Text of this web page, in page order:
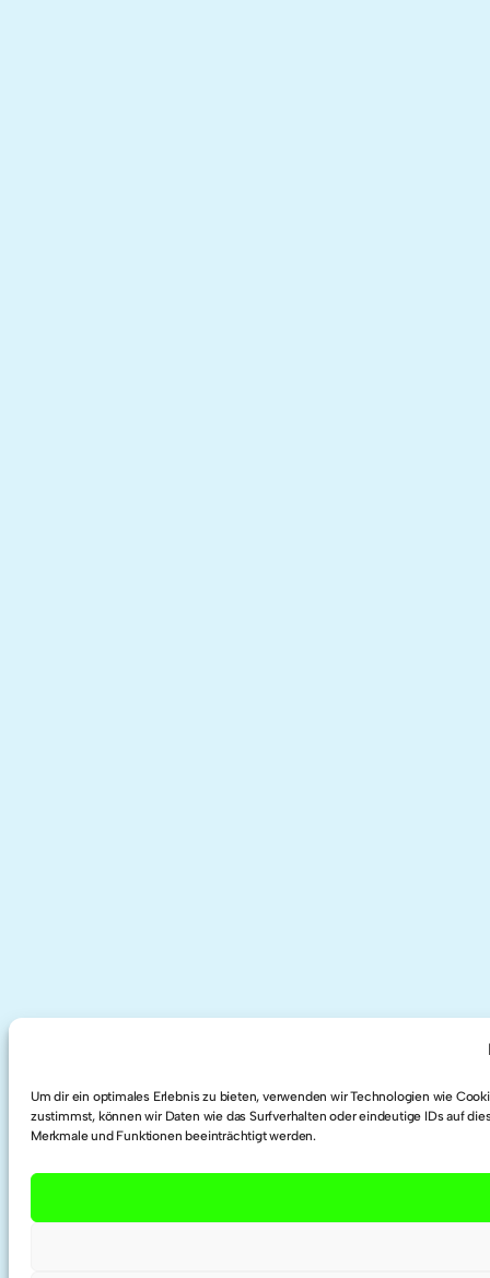
Um dir ein optimales Erlebnis zu bieten, verwenden wir Technologien wie
zustimmst, können wir Daten wie das Surfverhalten oder eindeutige IDs auf
Merkmale und Funktionen beeinträchtigt werden.